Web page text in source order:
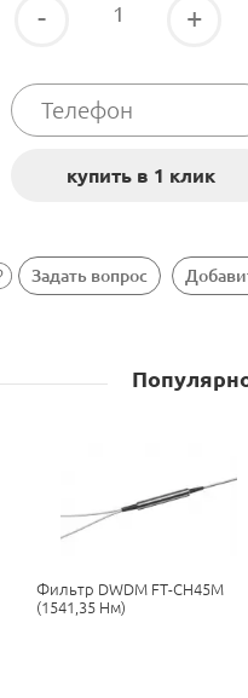
- +
Задать вопрос
Фильтр DWDM FT-CH45M
(1541,35 Нм)